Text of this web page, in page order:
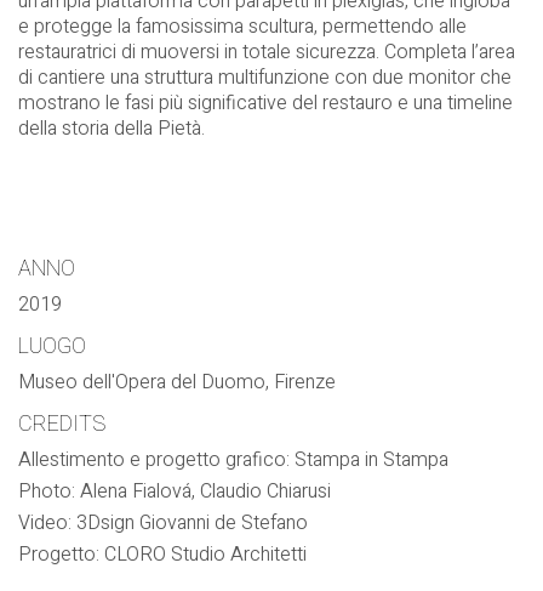
e protegge la famosissima scultura, permettendo alle
restauratrici di muoversi in totale sicurezza. Completa l’area
di cantiere una struttura multifunzione con due monitor che
mostrano le fasi più significative del restauro e una timeline
della storia della Pietà.
ANNO
2019
LUOGO
Museo dell'Opera del Duomo, Firenze
CREDITS
Allestimento e progetto grafico: Stampa in Stampa
Photo: Alena Fialová, Claudio Chiarusi
Video: 3Dsign Giovanni de Stefano
Progetto: CLORO Studio Architetti